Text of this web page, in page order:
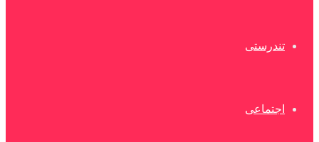
تندرستی
اجتماعی